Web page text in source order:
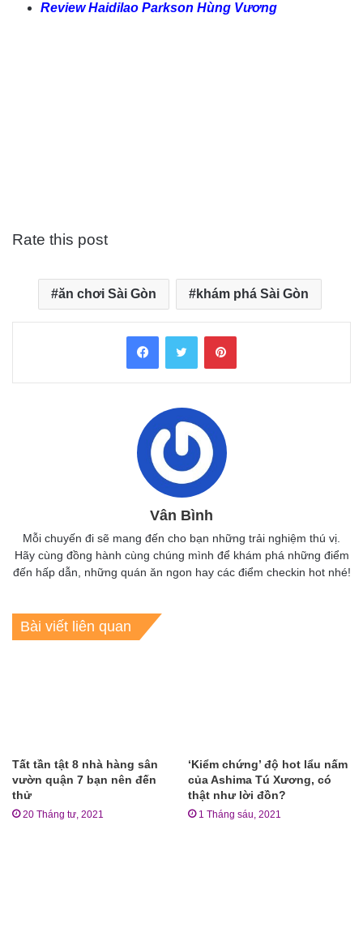
Review Haidilao Parkson Hùng Vương
Rate this post
ăn chơi Sài Gòn khám phá Sài Gòn
FacebookTwitter Pinterest
Vân Bình
Mỗi chuyến đi sẽ mang đến cho bạn những trải nghiệm thú vị.
Hãy cùng đồng hành cùng chúng mình để khám phá những điểm
đến hấp dẫn, những quán ăn ngon hay các điểm checkin hot nhé!
Bài viết liên quan
Tất tần tật 8 nhà hàng sân
vườn quận 7 bạn nên đến
thử
20 Tháng tư, 2021
‘Kiểm chứng’ độ hot lẩu nấm
của Ashima Tú Xương, có
thật như lời đồn?
1 Tháng sáu, 2021